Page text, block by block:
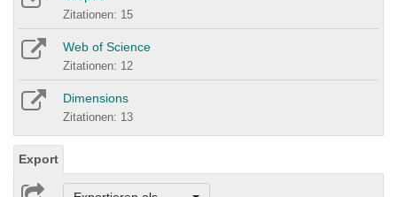
Zitationen: 15
Web of Science
Zitationen: 12
Dimensions
Zitationen: 13
Export